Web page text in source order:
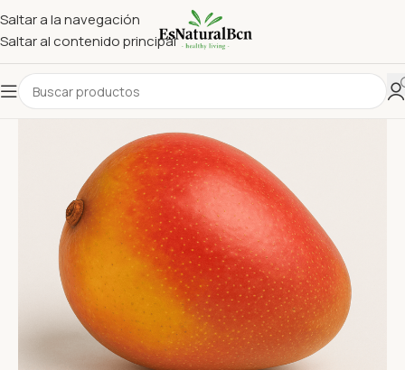
Saltar a la navegación
Saltar al contenido principal